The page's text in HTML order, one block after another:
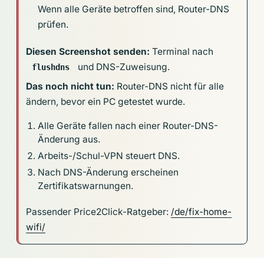
Wenn alle Geräte betroffen sind, Router-DNS
prüfen.
Diesen Screenshot senden: Terminal nach
flushdns
und DNS-Zuweisung.
Das noch nicht tun: Router-DNS nicht für alle
ändern, bevor ein PC getestet wurde.
Alle Geräte fallen nach einer Router-DNS-
Änderung aus.
Arbeits-/Schul-VPN steuert DNS.
Nach DNS-Änderung erscheinen
Zertifikatswarnungen.
Passender Price2Click-Ratgeber: /de/fix-home-
wifi/